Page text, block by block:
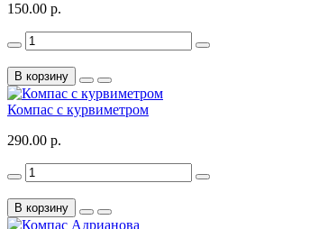
150.00 р.
В корзину
Компас с курвиметром
290.00 р.
В корзину